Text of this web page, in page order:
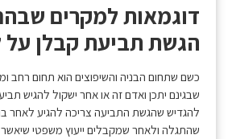
דוגמאות למקרים שבהם
הגשת תביעת קבלן על
כשם שתחום הבניה והשיפוצים הוא תחום רחב ומאד
שבגינם יתכן ואדם זה או אחר ישקול להגיש תביעת
להגדיש שהגשת התביעה צריכה להגיע לאחר בחינה
שהתגלה ולאחר שמקבלים ייעוץ משפטי שיאשר שאכן